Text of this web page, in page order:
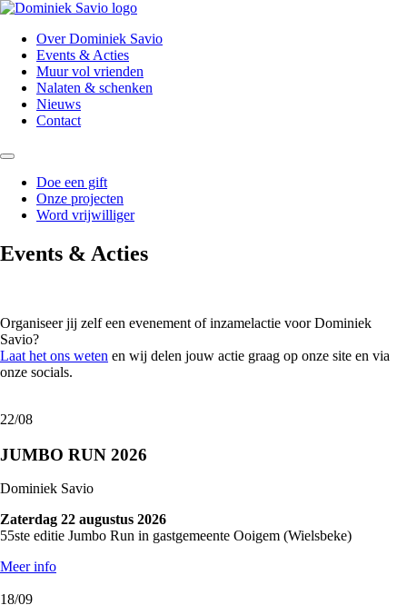
Over Dominiek Savio
Events & Acties
Muur vol vrienden
Nalaten & schenken
Nieuws
Contact
Doe een gift
Onze projecten
Word vrijwilliger
Events & Acties
Organiseer jij zelf een evenement of inzamelactie voor Dominiek
Savio?
Laat het ons weten en wij delen jouw actie graag op onze site en via
onze socials.
22/08
JUMBO RUN 2026
Dominiek Savio
Zaterdag 22 augustus 2026
55ste editie Jumbo Run in gastgemeente Ooigem (Wielsbeke)
Meer info
18/09